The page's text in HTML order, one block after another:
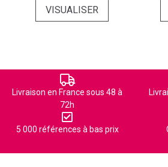
VISUALISER
Livraison en France sous 48 à
72h
5 000 références à bas prix